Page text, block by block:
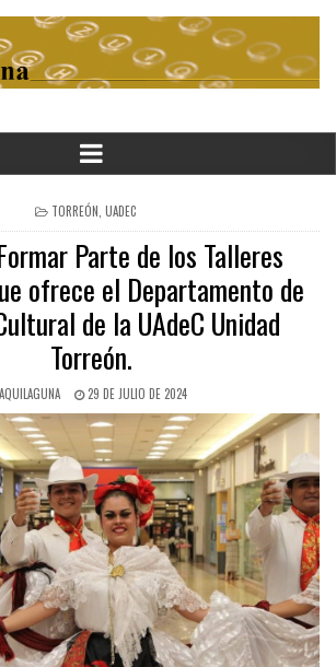
POSTED
IN
TORREÓN UADEC
Parte de los Talleres
ofrece el Departamento de
de la UAdeC Unidad
Torreón.
AQUILAGUNA 29 DE JULIO DE 2024